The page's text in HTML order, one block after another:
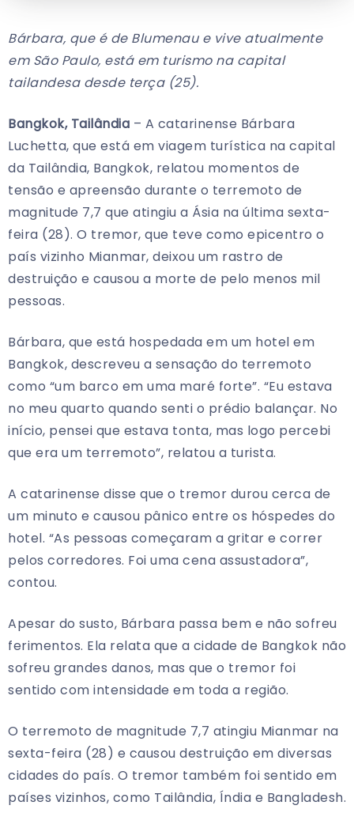
Bárbara, que é de Blumenau e vive atualmente
em São Paulo, está em turismo na capital
tailandesa desde terça (25).
Bangkok, Tailândia – A catarinense Bárbara
Luchetta, que está em viagem turística na capital
da Tailândia, Bangkok, relatou momentos de
tensão e apreensão durante o terremoto de
magnitude 7,7 que atingiu a Ásia na última sexta-
feira (28). O tremor, que teve como epicentro o
país vizinho Mianmar, deixou um rastro de
destruição e causou a morte de pelo menos mil
pessoas.
Bárbara, que está hospedada em um hotel em
Bangkok, descreveu a sensação do terremoto
como “um barco em uma maré forte”. “Eu estava
no meu quarto quando senti o prédio balançar. No
início, pensei que estava tonta, mas logo percebi
que era um terremoto”, relatou a turista.
A catarinense disse que o tremor durou cerca de
um minuto e causou pânico entre os hóspedes do
hotel. “As pessoas começaram a gritar e correr
pelos corredores. Foi uma cena assustadora”,
contou.
Apesar do susto, Bárbara passa bem e não sofreu
ferimentos. Ela relata que a cidade de Bangkok não
sofreu grandes danos, mas que o tremor foi
sentido com intensidade em toda a região.
O terremoto de magnitude 7,7 atingiu Mianmar na
sexta-feira (28) e causou destruição em diversas
cidades do país. O tremor também foi sentido em
países vizinhos, como Tailândia, Índia e Bangladesh.